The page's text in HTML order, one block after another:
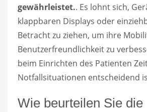
gewährleistet.. Es lohnt sich,
klappbaren Displays oder
Betracht zu ziehen, um ihre
Benutzerfreundlichkeit zu
beim Einrichten des Patienten
Notfallsituationen entscheidend
Wie beurteilen Sie die